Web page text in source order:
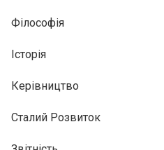
Філософія
Історія
Керівництво
Сталий Розвиток